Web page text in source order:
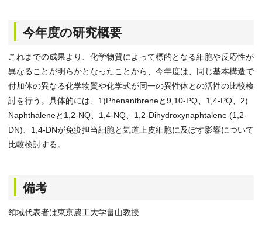
今年度の研究概要
これまでの成果より、化学物質によって標的となる細胞や反応性が
異なることが明らかとなったことから、今年度は、同じ基本構造で
付加体の異なる化学物質や化学式が同一の異性体との活性の比較検
討を行う。具体的には、1)Phenanthreneと9,10-PQ、1,4-PQ、2)
Naphthaleneと1,2-NQ、1,4-NQ、1,2-Dihydroxynaphtalene (1,2-
DN)、1,4-DNが免疫担当細胞と気道上皮細胞に及ぼす影響について
比較検討する。
備考
領域代表者は東京農工大学畠山教授